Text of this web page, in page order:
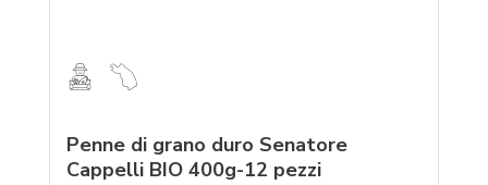
Penne di grano duro Senatore
Cappelli BIO 400g-12 pezzi